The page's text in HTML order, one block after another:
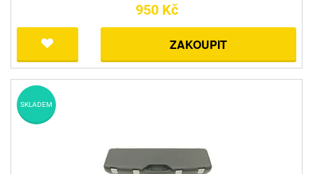
950 Kč
ZAKOUPIT
SKLADEM